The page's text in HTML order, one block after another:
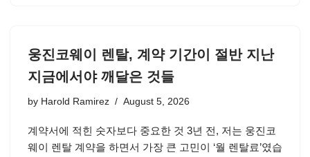
웅진코웨이 렌탈, 계약 기간이 절반 지난
지금에서야 깨달은 것들
by Harold Ramirez August 5, 2026
계약서에 적힌 숫자보다 중요한 것 3년 전, 저는 웅진코
웨이 렌탈 계약을 하면서 가장 큰 고민이 ‘월 렌탈료’였습